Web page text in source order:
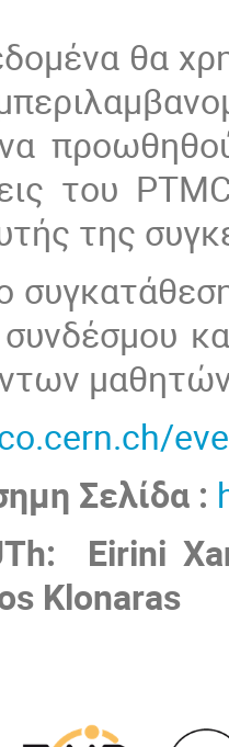
θα
να
του
της
Σελίδα :
Eirini
Klonaras